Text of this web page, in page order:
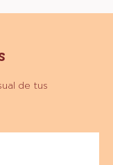
de tus